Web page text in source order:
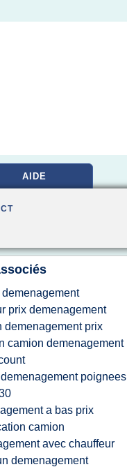
AIDE
demenagement
prix demenagement
demenagement prix
camion demenagement
poignees
a bas prix
camion
avec chauffeur
demenagement